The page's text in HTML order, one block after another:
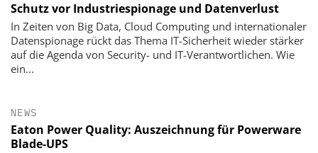
Schutz vor Industriespionage und Datenverlust
In Zeiten von Big Data, Cloud Computing und internationaler
Datenspionage rückt das Thema IT-Sicherheit wieder stärker
auf die Agenda von Security- und IT-Verantwortlichen. Wie
ein...
NEWS
Eaton Power Quality: Auszeichnung für Powerware
Blade-UPS